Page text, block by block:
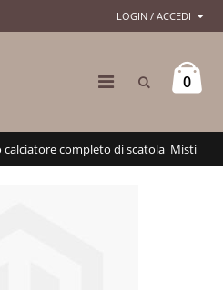
LOGIN / ACCEDI
0
completo di scatola_Misti